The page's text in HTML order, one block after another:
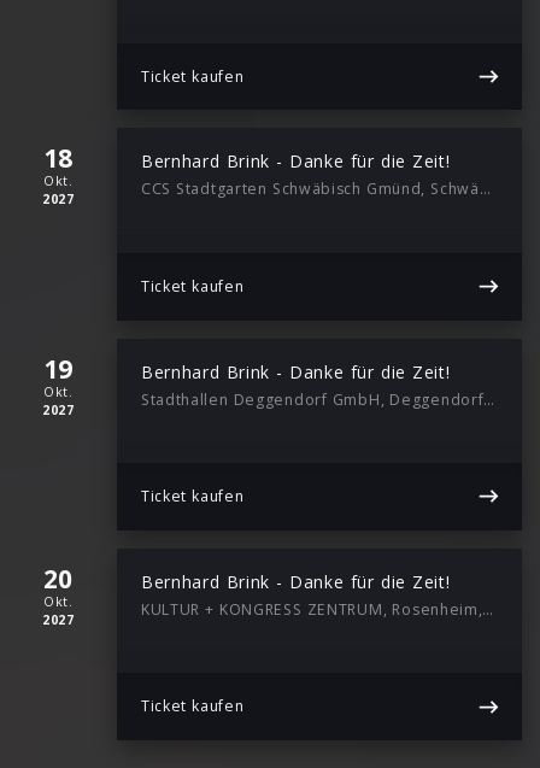
Ticket kaufen
18
Okt.
2027
Bernhard Brink - Danke für die Zeit!
CCS Stadtgarten Schwäbisch Gmünd, Schwäbisch Gmünd, 18:00
Ticket kaufen
19
Okt.
2027
Bernhard Brink - Danke für die Zeit!
Stadthallen Deggendorf GmbH, Deggendorf, 18:00
Ticket kaufen
20
Okt.
2027
Bernhard Brink - Danke für die Zeit!
KULTUR + KONGRESS ZENTRUM, Rosenheim, 18:00
Ticket kaufen